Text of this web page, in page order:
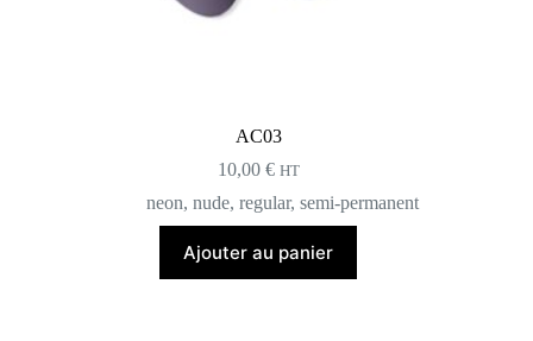
AC03
10,00 € HT
neon, nude, regular, semi-permanent
Ajouter au panier